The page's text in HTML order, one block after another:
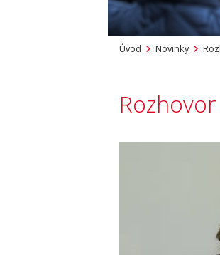
Úvod Novinky